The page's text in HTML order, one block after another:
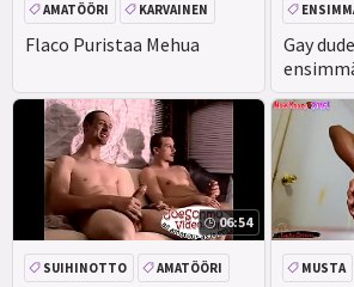
Flaco Puristaa Mehua
AMATÖÖRI KARVAINEN
Gay
Boy...
ULKONA
06:54
SUIHINOTTO
AMATÖÖRI
MUSTA